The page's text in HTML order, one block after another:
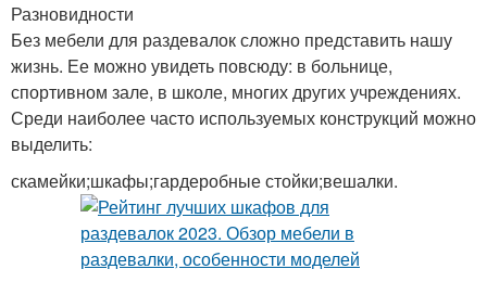
Разновидности
Без мебели для раздевалок сложно представить нашу
жизнь. Ее можно увидеть повсюду: в больнице,
спортивном зале, в школе, многих других учреждениях.
Среди наиболее часто используемых конструкций можно
выделить:
скамейки;шкафы;гардеробные стойки;вешалки.